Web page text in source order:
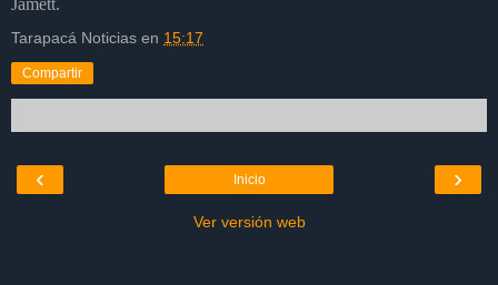
Jamett.
Tarapacá Noticias en 15:17
Compartir
‹ ›
Inicio
Ver versión web